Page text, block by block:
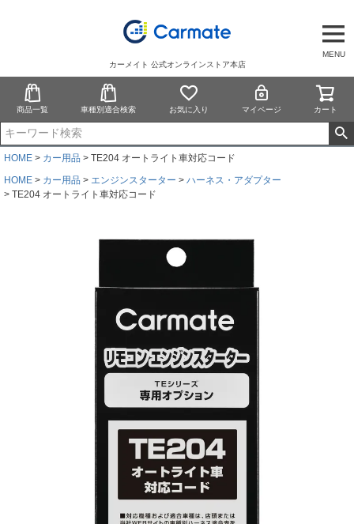
MENU
カーメイト 公式オンラインストア本店
商品一覧 車種別適合検索 お気に入り マイページ カート
HOME カー用品
TE204 オートライト車対応コード
HOME
カー用品 エンジンスターター
ハーネス・アダプター
TE204 オートライト車対応コード